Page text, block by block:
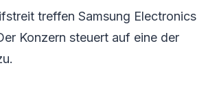
treffen Samsung Electronics
Konzern steuert auf eine der